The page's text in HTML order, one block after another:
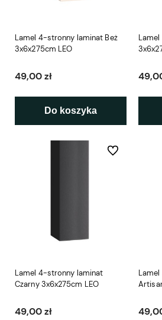
Lamel 4-stronny laminat Beż
3x6x275cm LEO
49,00 zł
Do koszyka
Lamel 4-stronny laminat
Czarny 3x6x275cm LEO
49,00 zł
Do ulubionych